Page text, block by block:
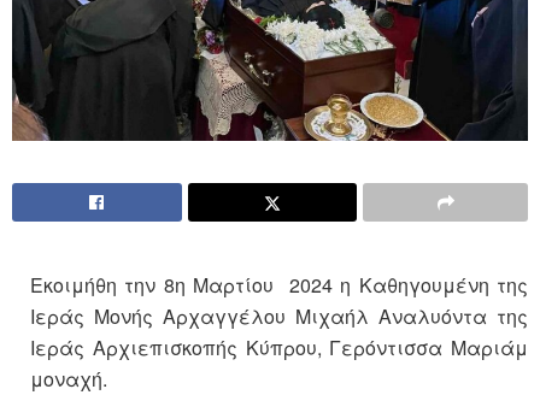
Εκοιμήθη την 8η Μαρτίου 2024 η Καθηγουμένη της
Ιεράς Μονής Αρχαγγέλου Μιχαήλ Αναλυόντα της
Ιεράς Αρχιεπισκοπής Κύπρου, Γερόντισσα Μαριάμ
μοναχή.